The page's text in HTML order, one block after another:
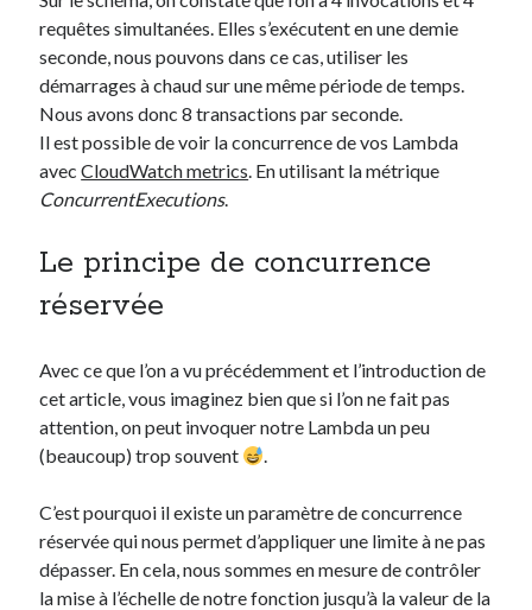
requêtes simultanées. Elles s’exécutent en une demie
seconde, nous pouvons dans ce cas, utiliser les
démarrages à chaud sur une même période de temps.
Nous avons donc 8 transactions par seconde.
Il est possible de voir la concurrence de vos Lambda
avecCloudWatch metrics. En utilisant la métrique
ConcurrentExecutions.
Le principe de concurrence
réservée
Avec ce que l’on a vu précédemment et l’introduction de
cet article, vous imaginez bien que si l’on ne fait pas
attention, on peut invoquer notre Lambda un peu
(beaucoup) trop souvent
.
C’est pourquoi il existe un paramètre de concurrence
réservée qui nous permet d’appliquer une limite à ne pas
dépasser. En cela, nous sommes en mesure de contrôler
la mise à l’échelle de notre fonction jusqu’à la valeur de la